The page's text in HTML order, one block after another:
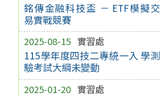
銘傳金融科技盃 － ETF模擬交
易實戰競賽
2025-08-15 實習處
115學年度四技二專統一入 學測
驗考試大綱未變動
2025-01-20 實習處